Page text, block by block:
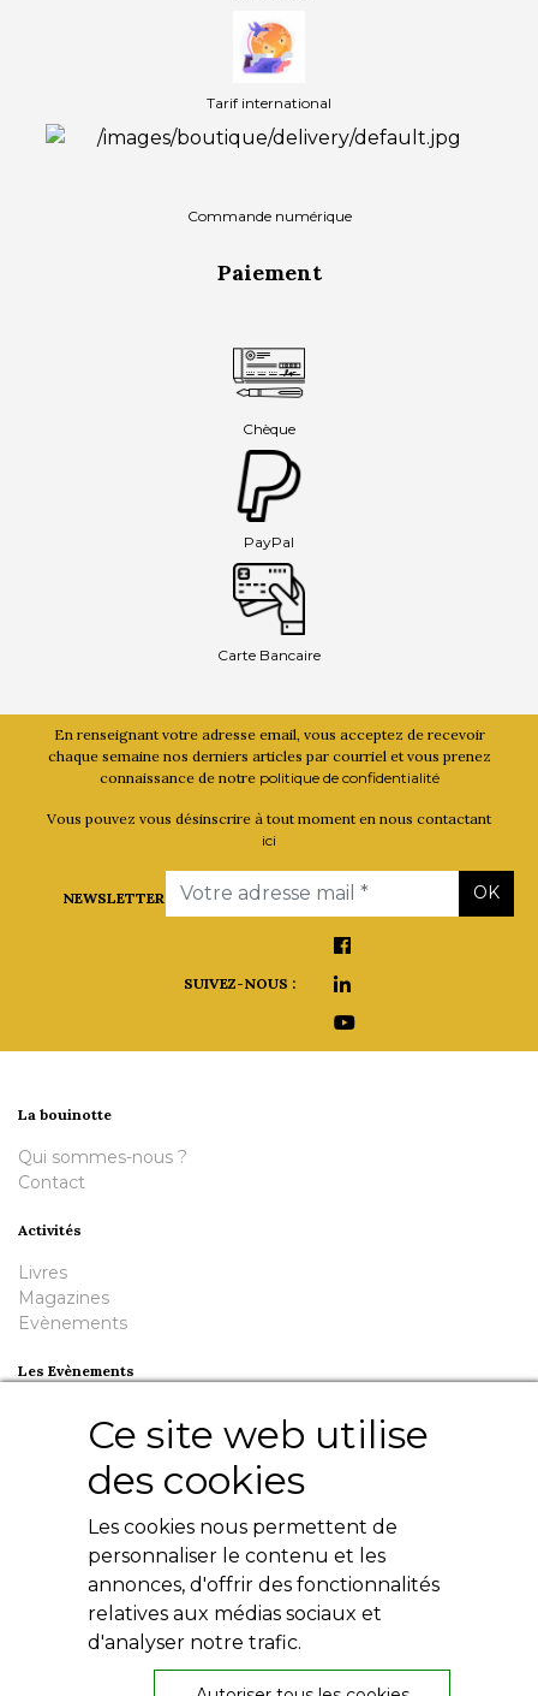
Ce site web utilise
des cookies
Les cookies nous permettent de
personnaliser le contenu et les
annonces, d'offrir des fonctionnalités
relatives aux médias sociaux et
d'analyser notre trafic.
Tarif international
Commande numérique
Paiement
Chèque
PayPal
Carte Bancaire
En renseignant votre adresse email, vous acceptez de recevoir
chaque semaine nos derniers articles par courriel et vous prenez
connaissance de notre politique de confidentialité
Vous pouvez vous désinscrire à tout moment en nous contactant
ici
NEWSLETTER
Email OK
SUIVEZ-NOUS :
La bouinotte
Qui sommes-nous ?
Contact
Activités
Livres
Magazines
Evènements
Les Evènements
Nuit de la Bouinotte
Besoin d'aide ?
Livres numériques
Mentions légales
Conditions générales
Politique de confidentialité